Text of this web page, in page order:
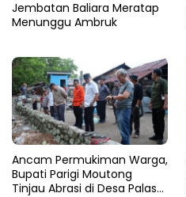
Jembatan Baliara Meratap
Menunggu Ambruk
Ancam Permukiman Warga,
Bupati Parigi Moutong
Tinjau Abrasi di Desa Palasa